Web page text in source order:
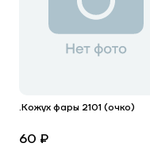
.Кожух фары 2101 (очко)
60 ₽